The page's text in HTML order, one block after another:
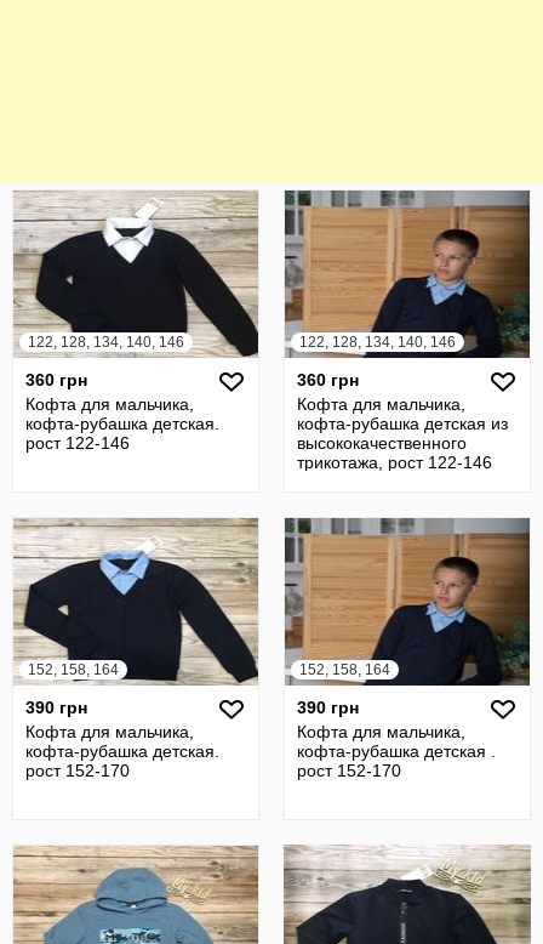
122, 128, 134, 140, 146
360 грн
Кофта для мальчика,
кофта-рубашка детская.
рост 122-146
122, 128, 134, 140, 146
360 грн
Кофта для мальчика,
кофта-рубашка детская из
высококачественного
трикотажа, рост 122-146
152, 158, 164
390 грн
Кофта для мальчика,
кофта-рубашка детская.
рост 152-170
152, 158, 164
390 грн
Кофта для мальчика,
кофта-рубашка детская .
рост 152-170